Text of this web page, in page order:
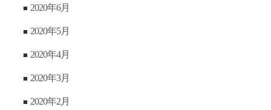
2020年6月
2020年5月
2020年4月
2020年3月
2020年2月